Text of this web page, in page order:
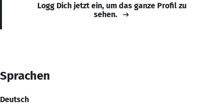
Logg Dich jetzt ein, um das ganze Profil zu
sehen.
Sprachen
Deutsch